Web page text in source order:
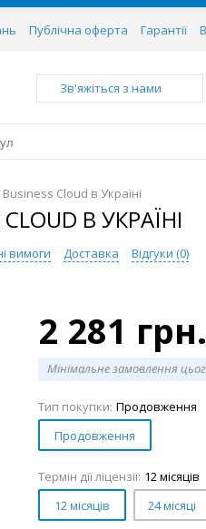
Публічна оферта Гарантії
Зв'яжіться з нами
Cloud в Україні
В УКРАЇНІ
вимоги Доставка Відгуки (0)
2 281 грн.
Мінімальне замовлення
Тип покупки: Продовження
Продовження
Термін дії ліцензії: 12 місяців
12 місяців
24 місяці